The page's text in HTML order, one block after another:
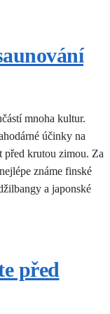
mnoha kultur.
účinky na
před krutou zimou. Za
známe finské
a japonské
před